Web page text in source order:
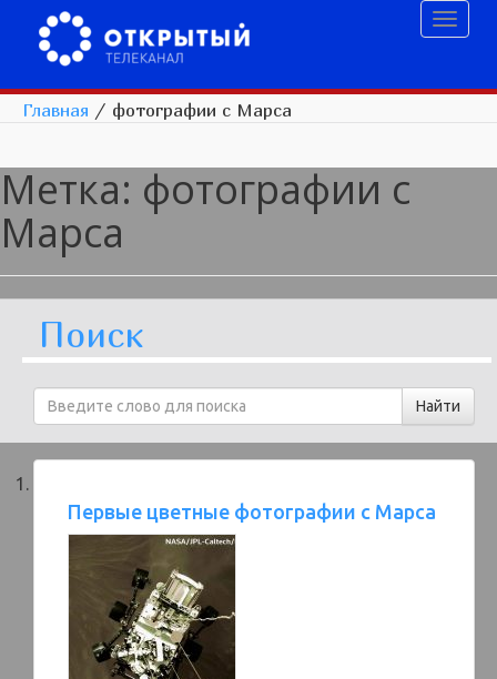
Главная / фотографии с Марса
Метка: фотографии с
Марса
Поиск
Первые цветные фотографии с Марса